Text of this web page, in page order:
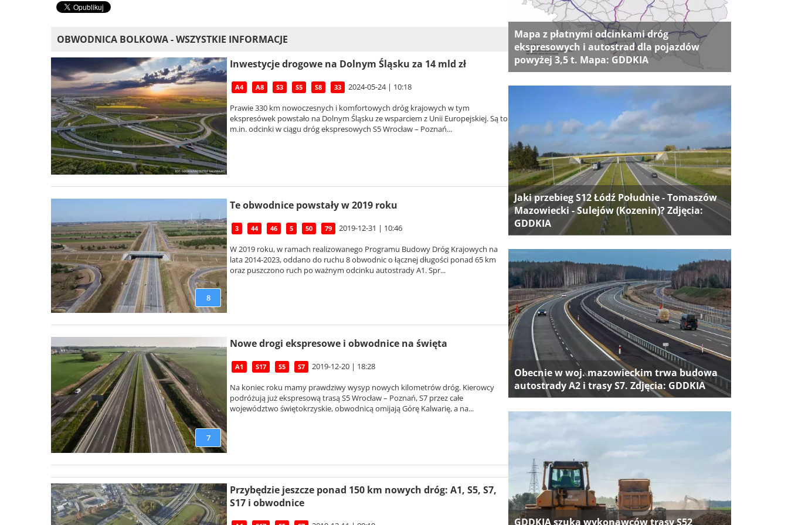
OBWODNICA BOLKOWA - WSZYSTKIE INFORMACJE
Inwestycje drogowe na Dolnym Śląsku za 14 mld zł
A4 A8 S3 S5 S8 33 2024-05-24 | 10:18
Prawie 330 km nowoczesnych i komfortowych dróg krajowych w tym
ekspresówek powstało na Dolnym Śląsku ze wsparciem z Unii Europejskiej. Są to
m.in. odcinki w ciągu dróg ekspresowych S5 Wrocław – Poznań...
8
Te obwodnice powstały w 2019 roku
3 44 46 5 50 79 2019-12-31 | 10:46
W 2019 roku, w ramach realizowanego Programu Budowy Dróg Krajowych na
lata 2014-2023, oddano do ruchu 8 obwodnic o łącznej długości ponad 65 km
oraz puszczono ruch po ważnym odcinku autostrady A1. Spr...
7
Nowe drogi ekspresowe i obwodnice na święta
A1 S17 S5 S7 2019-12-20 | 18:28
Na koniec roku mamy prawdziwy wysyp nowych kilometrów dróg. Kierowcy
podróżują już ekspresową trasą S5 Wrocław – Poznań, S7 przez całe
województwo świętokrzyskie, obwodnicą omijają Górę Kalwarię, a na...
Przybędzie jeszcze ponad 150 km nowych dróg: A1, S5, S7,
S17 i obwodnice
Mapa z płatnymi odcinkami dróg
ekspresowych i autostrad dla pojazdów
powyżej 3,5 t. Mapa: GDDKIA
Jaki przebieg S12 Łódź Południe - Tomaszów
Mazowiecki - Sulejów (Kozenin)? Zdjęcia:
GDDKIA
Obecnie w woj. mazowieckim trwa budowa
autostrady A2 i trasy S7. Zdjęcia: GDDKIA
GDDKIA szuka wykonawców trasy S52